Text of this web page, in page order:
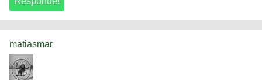
matiasmar